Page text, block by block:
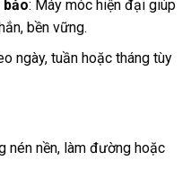
: Máy móc hiện đại giúp
bền vững.
ngày, tuần hoặc tháng tùy
nén nền, làm đường hoặc